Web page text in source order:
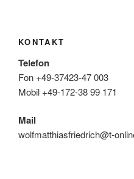
KONTAKT
Telefon
Fon +49-37423-47 003
Mobil +49-172-38 99 171
Mail
wolfmatthiasfriedrich@t-